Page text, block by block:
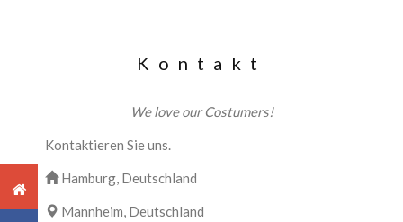
Kontakt
We love our Costumers!
Kontaktieren Sie uns.
Hamburg, Deutschland
Mannheim, Deutschland